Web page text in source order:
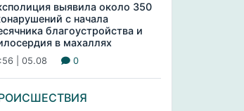
выявила около 350
с начала
благоустройства и
в махаллях
| 05.08 0